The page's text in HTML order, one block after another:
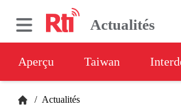
Actualités
Aperçu Taiwan
/ Actualités